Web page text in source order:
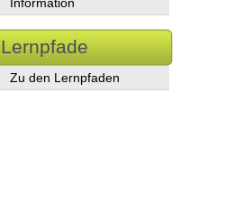
Lernpfade
Zu den Lernpfaden